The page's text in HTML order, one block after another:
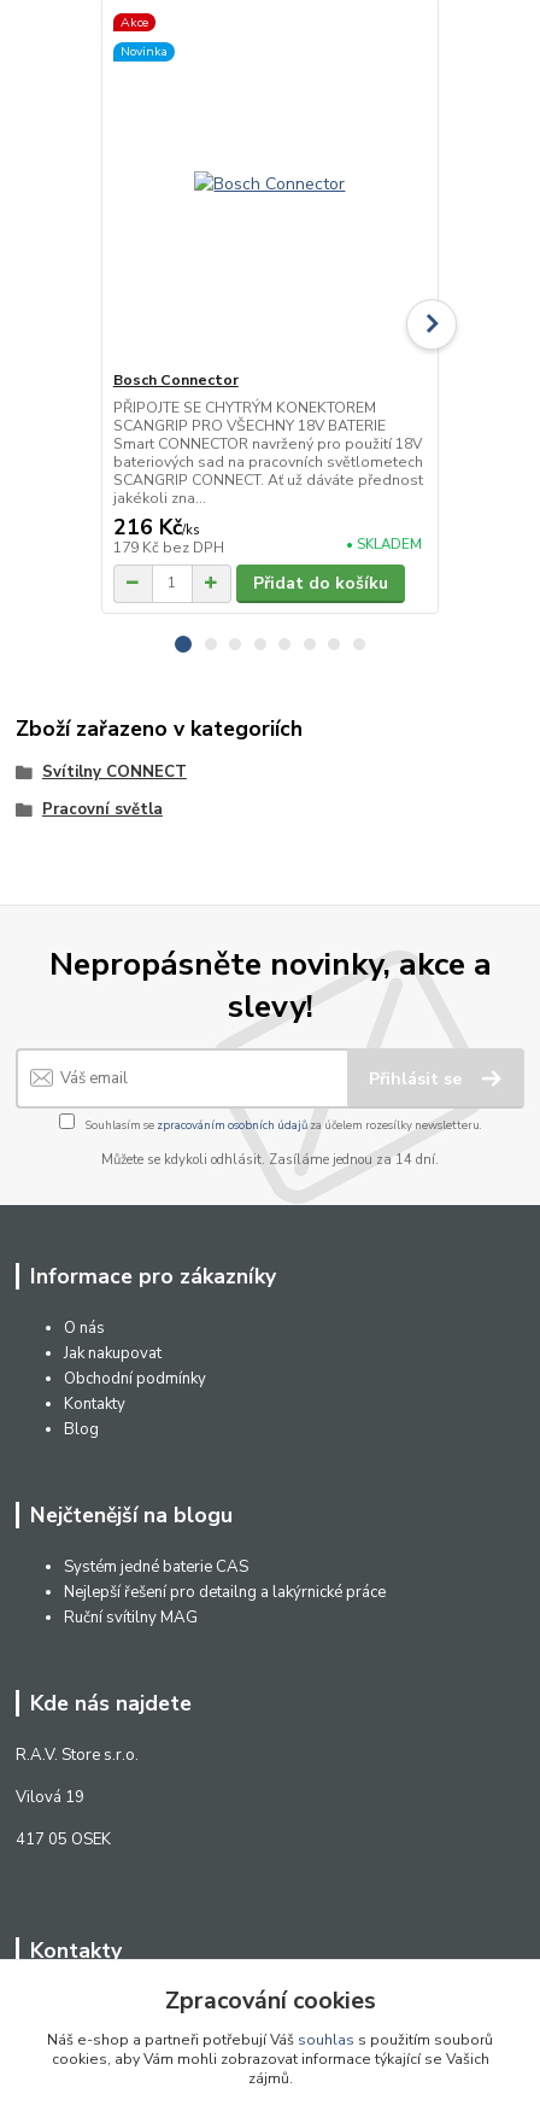
Akce
Novinka
Bosch Connector
PŘIPOJTE SE CHYTRÝM KONEKTOREM
SCANGRIP PRO VŠECHNY 18V BATERIE
Smart CONNECTOR navržený pro použití 18V
bateriových sad na pracovních světlometech
SCANGRIP CONNECT. Ať už dáváte přednost
jakékoli zna...
216 Kč/ks
179 Kč bez DPH • SKLADEM
Přidat do košíku
Zboží zařazeno v kategoriích
Svítilny CONNECT
Pracovní světla
Nepropásněte novinky, akce a
slevy!
Přihlásit se
Souhlasím se zpracováním osobních údajůza účelem rozesílky newsletteru.
Můžete se kdykoli odhlásit. Zasíláme jednou za 14 dní.
Informace pro zákazníky
O nás
Jak nakupovat
Obchodní podmínky
Kontakty
Blog
Nejčtenější na blogu
Systém jedné baterie CAS
Nejlepší řešení pro detailng a lakýrnické práce
Ruční svítilny MAG
Kde nás najdete
R.A.V. Store s.r.o.
Vilová 19
417 05 OSEK
Kontakty
+420 776 242 909
Zpracování cookies
Náš e-shop a partneři potřebují Váš souhlas s použitím souborů
cookies, aby Vám mohli zobrazovat informace týkající se Vašich
zájmů.